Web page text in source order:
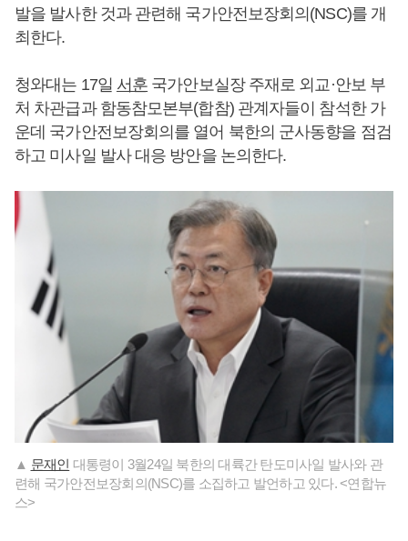
발을 발사한 것과 관련해 국가안전보장회의(NSC)를 개
최한다.
청와대는 17일 서훈 국가안보실장 주재로 외교·안보 부
처 차관급과 함동참모본부(합참) 관계자들이 참석한 가
운데 국가안전보장회의를 열어 북한의 군사동향을 점검
하고 미사일 발사 대응 방안을 논의한다.
▲ 문재인 대통령이 3월24일 북한의 대륙간 탄도미사일 발사와 관
련해 국가안전보장회의(NSC)를 소집하고 발언하고 있다. <연합뉴
스>